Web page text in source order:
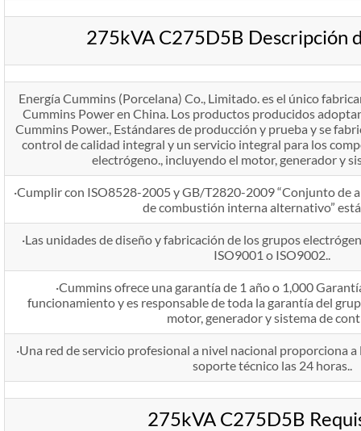
275kVA C275D5B Descripción
Energía Cummins (Porcelana) Co., Limitado. es el único
Cummins Power en China. Los productos producidos
Cummins Power., Estándares de producción y prueba y se
control de calidad integral y un servicio integral para los
electrógeno., incluyendo el motor, generador y
·Cumplir con ISO8528-2005 y GB/T2820-2009 “Conjunto de
de combustión interna alternativo”
·Las unidades de diseño y fabricación de los grupos
ISO9001 o ISO9002..
·Cummins ofrece una garantía de 1 año o 1,000
funcionamiento y es responsable de toda la garantía del
motor, generador y sistema de
·Una red de servicio profesional a nivel nacional proporciona
soporte técnico las 24 horas..
275kVA C275D5B